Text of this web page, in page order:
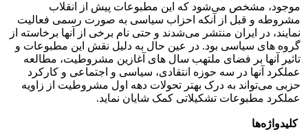
موجود، مشخص می‌شود که این مطبوعات پیش از انقلاب
مشروطه و قبل از آنکه احزاب سیاسی به صورت رسمی فعالیت
نمایند، در ایران منتشر می‌شدند و حتی نام برخی از آنها برخاسته از
گروه های سیاسی بود. در عین حال به دلیل نقش این مطبوعات و
تاثیر آنها بر فضای ملتهب سال های آغازین مشروطیت، مطالعه
عملکرد آنها در سه حوزه انتقادی، سیاسی و اجتماعی و کارکرد
حزبی می‌تواند به درک بهتر تحولات دهه اول مشروطیت از زاویه
عملکرد مطبوعات تشکیلاتی کمک شایان نماید.
کلیدواژه‌ها